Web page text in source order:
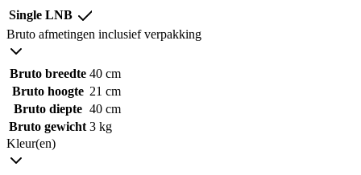
Single LNB
Bruto afmetingen inclusief verpakking
Bruto breedte 40 cm
Bruto hoogte 21 cm
Bruto diepte 40 cm
Bruto gewicht 3 kg
Kleur(en)